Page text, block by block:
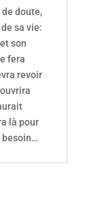
doute,
sa vie:
son
fera
revoir
là pour
besoin…